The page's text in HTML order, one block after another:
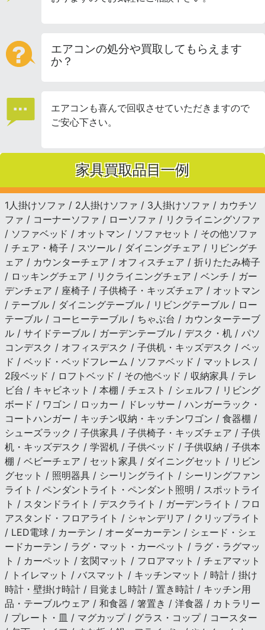
エアコンの処分や買取してもらえます
か？
エアコンも喜んで回収させていただきますので
ご安心下さい。
家具買取品目一例
1人掛けソファ / 2人掛けソファ / 3人掛けソファ / カウチソ
ファ / コーナーソファ / ローソファ / リクライニングソファ
/ ソファベッド / オットマン / ソファセット / その他ソファ
/ チェア・椅子 / スツール / ダイニングチェア / リビングチ
ェア / カウンターチェア / オフィスチェア / 折りたたみ椅子
/ ロッキングチェア / リクライニングチェア / ベンチ / ガー
デンチェア / 座椅子 / 子供椅子・キッズチェア / オットマン
/ テーブル / ダイニングテーブル / リビングテーブル / ロー
テーブル / コーヒーテーブル / ちゃぶ台 / カウンターテーブ
ル / サイドテーブル / ガーデンテーブル / デスク・机 / パソ
コンデスク / オフィスデスク / 子供机・キッズデスク / ベッ
ド / ベッド・ベッドフレーム / ソファベッド / マットレス /
2段ベッド / ロフトベッド / その他ベッド / 収納家具 / テレ
ビ台 / キャビネット / 本棚 / チェスト / シェルフ / リビング
ボード / ワゴン / ロッカー / ドレッサー / ハンガーラック・
コートハンガー / キッチン収納・キッチンワゴン / 食器棚 /
シューズラック / 子供家具 / 子供椅子・キッズチェア / 子供
机・キッズデスク / 学習机 / 子供ベッド / 子供収納 / 子供本
棚 / ベビーチェア / セット家具 / ダイニングセット / リビン
グセット / 照明器具 / シーリングライト / シーリングファン
ライト / ペンダントライト・ペンダント照明 / スポットライ
ト / スタンドライト / デスクライト / ガーデンライト / フロ
アスタンド・フロアライト / シャンデリア / クリップライト
/ LED電球 / カーテン / オーダーカーテン / シェード・シェ
ードカーテン / ラグ・マット・カーペット / ラグ・ラグマッ
ト / カーペット / 玄関マット / フロアマット / チェアマット
/ トイレマット / バスマット / キッチンマット / 時計 / 掛け
時計・壁掛け時計 / 目覚まし時計 / 置き時計 / キッチン用
品・テーブルウェア / 和食器 / 箸置き / 洋食器 / カトラリー
/ プレート・皿 / マグカップ / グラス・コップ / コースター